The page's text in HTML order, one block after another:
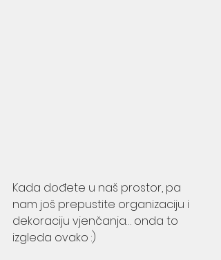
Kada dođete u naš prostor, pa
nam još prepustite organizaciju i
dekoraciju vjenčanja… onda to
izgleda ovako :)